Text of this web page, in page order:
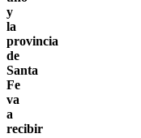
y
la
provincia
de
Santa
Fe
va
a
recibir